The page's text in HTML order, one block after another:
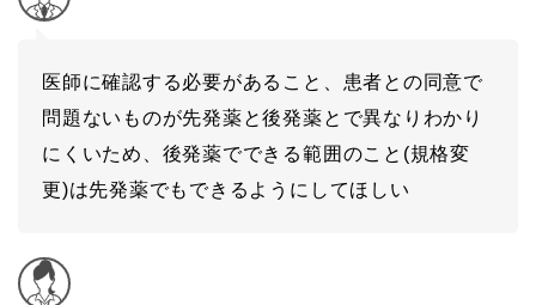
医師に確認する必要があること、患者との同意で
問題ないものが先発薬と後発薬とで異なりわかり
にくいため、後発薬でできる範囲のこと(規格変
更)は先発薬でもできるようにしてほしい